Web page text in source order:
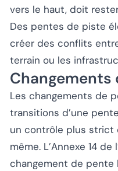
vers le haut, doit
Des pentes de piste
créer des conflits
terrain ou les
Changements
Les changements de
transitions d’une
un contrôle plus strict
même. L’Annexe 14
changement de pente